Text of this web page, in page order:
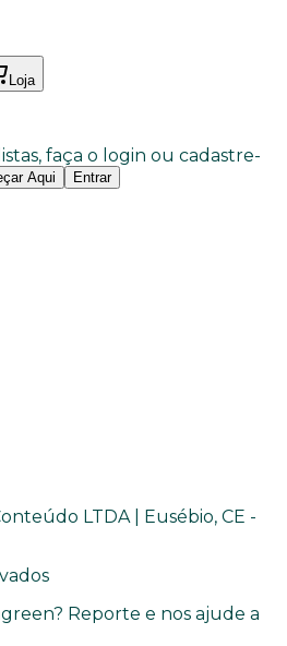
Loja
faça o login ou cadastre-
Aqui Entrar
LTDA | Eusébio, CE -
Reporte e nos ajude a